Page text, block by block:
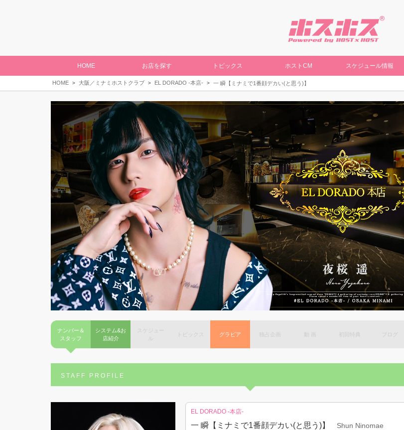
HOME お店を探す トピックス ホストCM スケジュール情報
HOME 大阪／ミナミホストクラブ EL DORADO -本店- 一 瞬【ミナミで1番顔デカい(と思う)】
ナンバー＆
スタッフ
システム&お
店紹介
スケジュー
トピックス グラビア 独占企画 初回特典 ブログ
STAFF PROFILE
EL DORADO -本店-
一 瞬【ミナミで1番顔デカい(と思う)】 Shun Ninomae